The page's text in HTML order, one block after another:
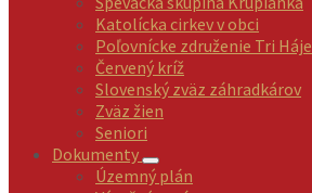
Katolícka cirkev v obci
Poľovnícke združenie Tri Háje
Červený kríž
Slovenský zväz záhradkárov
Zväz žien
Seniori
Dokumenty
Územný plán